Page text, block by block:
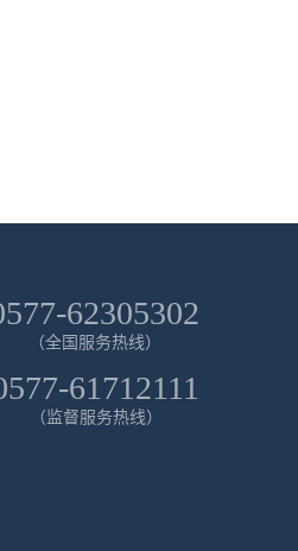
62305302
（全国服务热线）
61712111
（监督服务热线）